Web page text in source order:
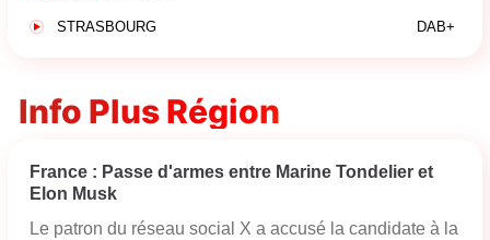
STRASBOURG DAB+
Info Plus Région
France : Passe d'armes entre Marine Tondelier et
Elon Musk
Le patron du réseau social X a accusé la candidate à la